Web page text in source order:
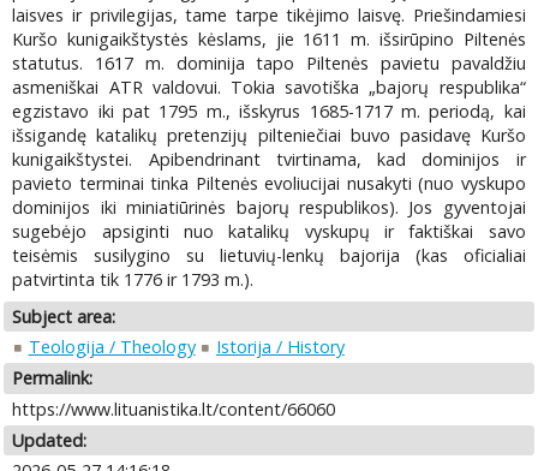
laisves ir privilegijas, tame tarpe tikėjimo laisvę. Priešindamiesi
Kuršo kunigaikštystės kėslams, jie 1611 m. išsirūpino Piltenės
statutus. 1617 m. dominija tapo Piltenės pavietu pavaldžiu
asmeniškai ATR valdovui. Tokia savotiška „bajorų respublika“
egzistavo iki pat 1795 m., išskyrus 1685-1717 m. periodą, kai
išsigandę katalikų pretenzijų pilteniečiai buvo pasidavę Kuršo
kunigaikštystei. Apibendrinant tvirtinama, kad dominijos ir
pavieto terminai tinka Piltenės evoliucijai nusakyti (nuo vyskupo
dominijos iki miniatiūrinės bajorų respublikos). Jos gyventojai
sugebėjo apsiginti nuo katalikų vyskupų ir faktiškai savo
teisėmis susilygino su lietuvių-lenkų bajorija (kas oficialiai
patvirtinta tik 1776 ir 1793 m.).
Subject area:
Teologija / Theology
Istorija / History
Permalink:
https://www.lituanistika.lt/content/66060
Updated: